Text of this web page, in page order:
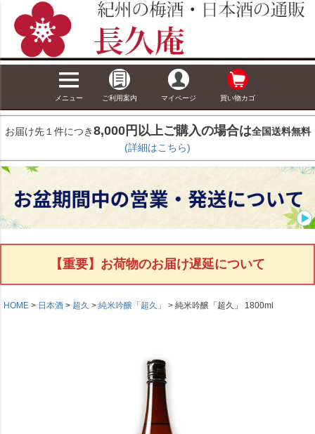
メニュー ご利用案内 マイページ 買い物カゴ
お届け先１件につき8,000円以上ご購入の場合は全国送料無料
(詳細はこちら)
【重要】お荷物のお届け遅延について
HOME 日本酒 超久 純米吟醸「超久」 純米吟醸「超久」 1800ml